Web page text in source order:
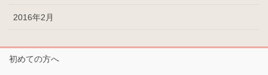
2016年2月
初めての方へ